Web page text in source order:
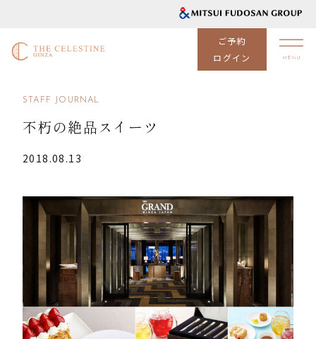
ご予約
ログイン
STAFF JOURNAL
不朽の絶品スイーツ
2018.08.13